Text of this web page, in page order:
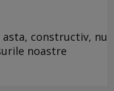
asta, constructiv, nu
noastre